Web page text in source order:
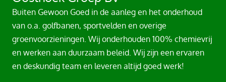
Buiten Gewoon Goed in de aanleg en het onderhoud
van o.a. golfbanen, sportvelden en overige
groenvoorzieningen. Wij onderhouden 100% chemievrij
en werken aan duurzaam beleid. Wij zijn een ervaren
en deskundig team en leveren altijd goed werk!